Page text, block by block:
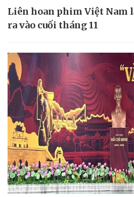
Liên hoan phim Việt Nam
ra vào cuối tháng 11